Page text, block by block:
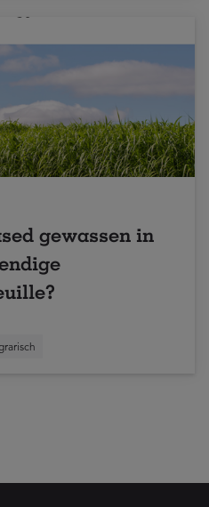
gewassen in